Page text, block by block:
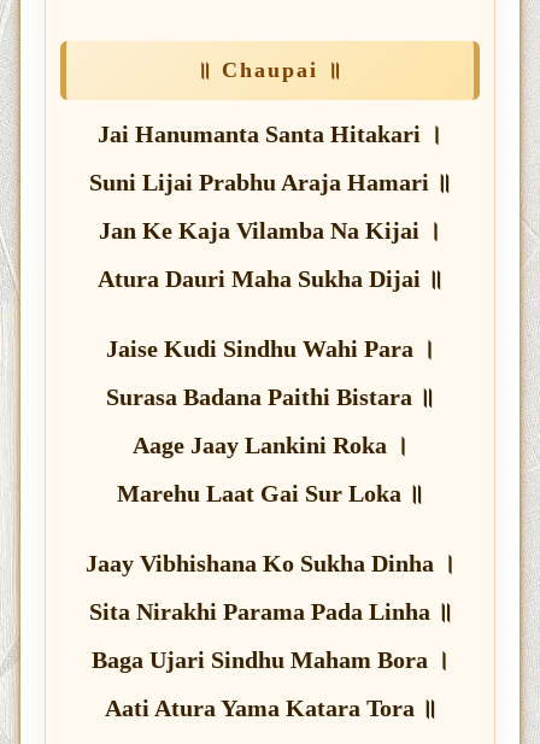
॥ Chaupai ॥
Jai Hanumanta Santa Hitakari ।
Suni Lijai Prabhu Araja Hamari ॥
Jan Ke Kaja Vilamba Na Kijai ।
Atura Dauri Maha Sukha Dijai ॥
Jaise Kudi Sindhu Wahi Para ।
Surasa Badana Paithi Bistara ॥
Aage Jaay Lankini Roka ।
Marehu Laat Gai Sur Loka ॥
Jaay Vibhishana Ko Sukha Dinha ।
Sita Nirakhi Parama Pada Linha ॥
Baga Ujari Sindhu Maham Bora ।
Aati Atura Yama Katara Tora ॥